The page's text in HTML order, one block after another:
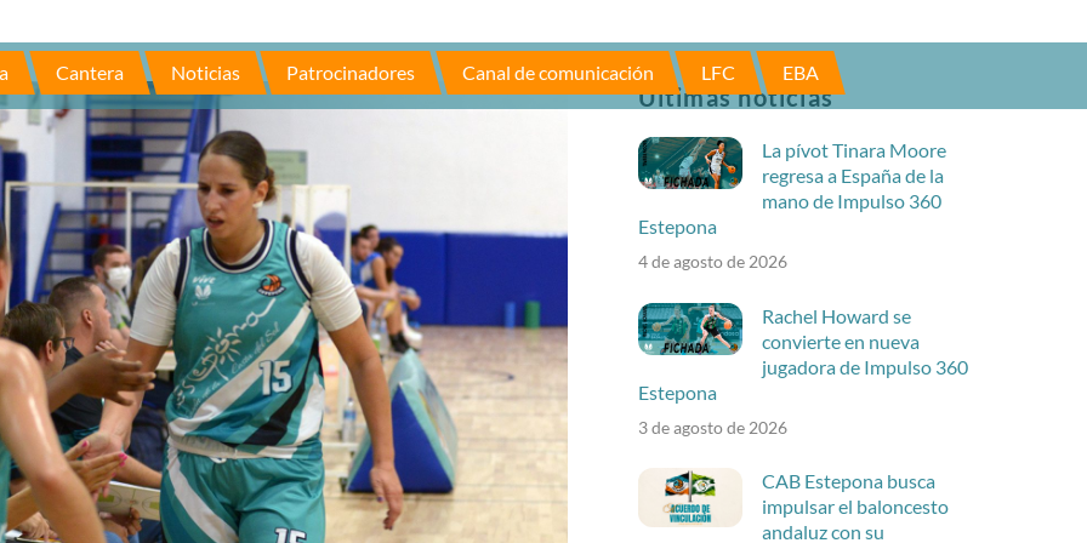
Cantera Noticias Patrocinadores Canal de comunicación LFC EBA
Últimas noticias
La pívot Tinara Moore
regresa a España de la
mano de Impulso 360
Estepona
4 de agosto de 2026
Rachel Howard se
convierte en nueva
jugadora de Impulso 360
Estepona
3 de agosto de 2026
CAB Estepona busca
impulsar el baloncesto
andaluz con su